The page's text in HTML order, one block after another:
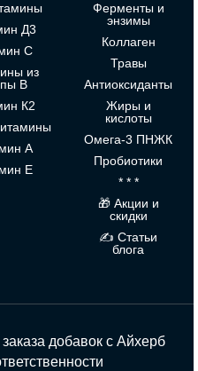
Д3
С
из
В
К2
А
Е
Ферменты и
энзимы
Коллаген
Травы
Антиоксиданты
Жиры и
кислоты
Омега-3 ПНЖК
Пробиотики
* * *
🎁 Акции и
скидки
✍ Статьи
блога
добавок с Айхерб